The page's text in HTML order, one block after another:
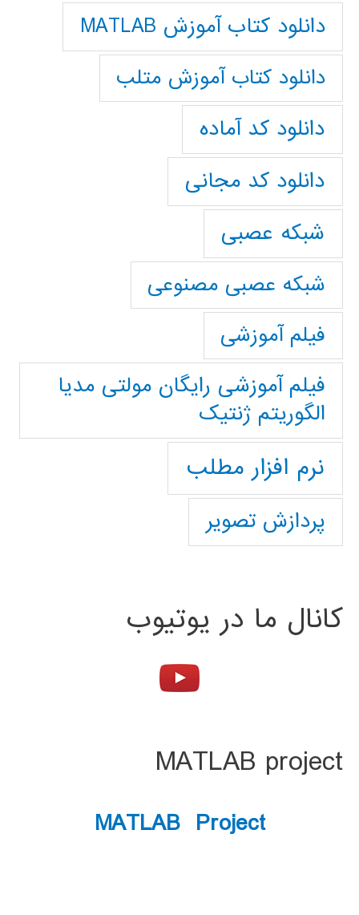
دانلود کتاب آموزش MATLAB
دانلود کتاب آموزش متلب
دانلود کد آماده
دانلود کد مجانی
شبکه عصبی
شبکه عصبی مصنوعی
فیلم آموزشی
فیلم آموزشی رایگان مولتی مدیا
الگوریتم ژنتیک
نرم افزار مطلب
پردازش تصویر
کانال ما در یوتیوب
MATLAB project
MATLAB Project